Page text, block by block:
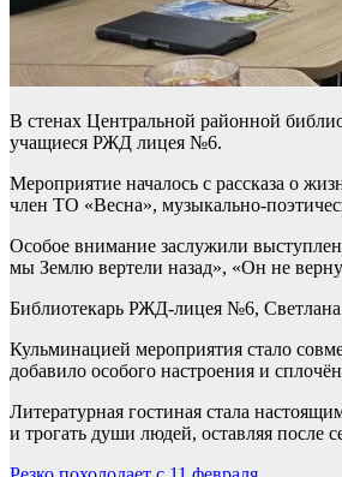
В стенах Центральной районной
учащиеся РЖД лицея №6.
Мероприятие началось с рассказа о
член ТО «Весна», музыкально-
Особое внимание заслужили
мы Землю вертели назад», «Он не
Библиотекарь РЖД-лицея №6,
Кульминацией мероприятия стало
добавило особого настроения и
Литературная гостиная стала
и трогать души людей, оставляя после